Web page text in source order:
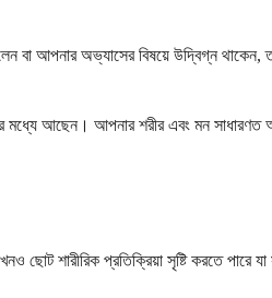
আপনার অভ্যাসের বিষয়ে উদ্বিগ্ন থাকেন,
মধ্যে আছেন। আপনার শরীর এবং মন
শারীরিক প্রতিক্রিয়া সৃষ্টি করতে পারে যা